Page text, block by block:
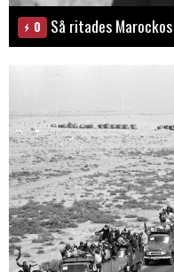
0 Så ritades